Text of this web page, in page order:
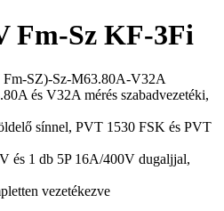
Fm-Sz KF-3Fi
SZ)-Sz-M63.80A-V32A
és V32A mérés szabadvezetéki,
sínnel, PVT 1530 FSK és PVT
és 1 db 5P 16A/400V dugaljjal,
vezetékezve